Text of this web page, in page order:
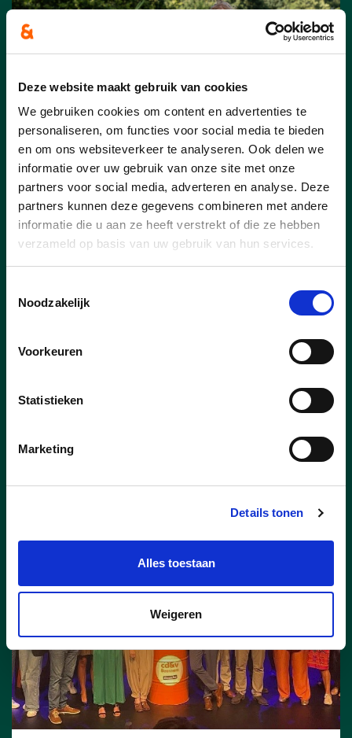
Deze website maakt gebruik van cookies
We gebruiken cookies om content en advertenties te
personaliseren, om functies voor social media te bieden
en om ons websiteverkeer te analyseren. Ook delen we
informatie over uw gebruik van onze site met onze
partners voor social media, adverteren en analyse. Deze
partners kunnen deze gegevens combineren met andere
informatie die u aan ze heeft verstrekt of die ze hebben
verzameld op basis van uw gebruik van hun services.
Noodzakelijk
Voorkeuren
Statistieken
Marketing
Details tonen
Alles toestaan
Weigeren
Transparante opvolging
meerjarenplan 2026-2031
26/01/26
lanceerde tijdens de gemeenteraad van
januari het opmerkelijke voorstel van een
gemeentelijke uitvoeringsmonitor, waarin
de belangrijkste actiepunten uit het
waarvan de voortgang één à twee keer
per jaar publiek wordt gecommuniceerd.
lees meer